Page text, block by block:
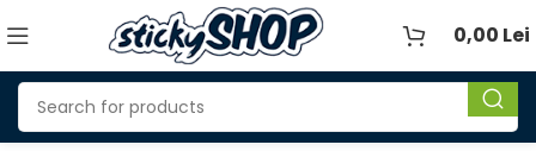
0,00 Lei